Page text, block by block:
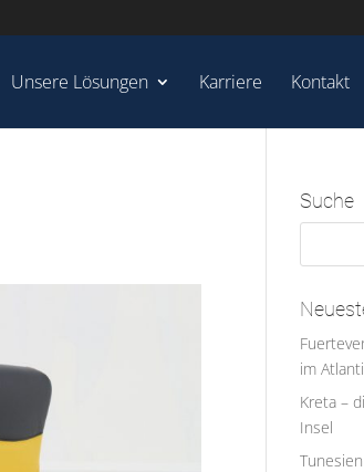
Unsere Lösungen Karriere Kontakt
Suche
im
Kreta –
Insel